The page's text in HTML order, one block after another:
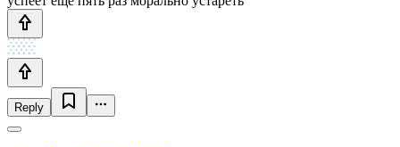
Reply